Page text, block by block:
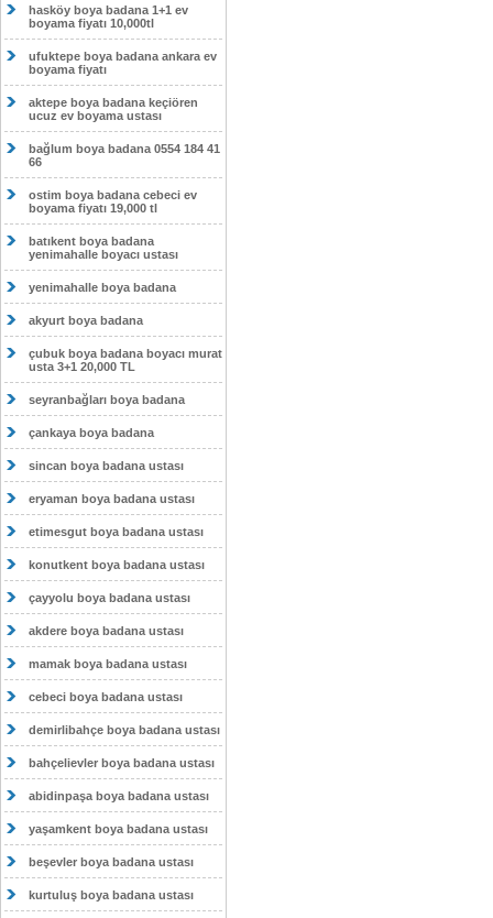
hasköy boya badana 1+1 ev
boyama fiyatı 10,000tl
ufuktepe boya badana ankara ev
boyama fiyatı
aktepe boya badana keçiören
ucuz ev boyama ustası
bağlum boya badana 0554 184 41
66
ostim boya badana cebeci ev
boyama fiyatı 19,000 tl
batıkent boya badana
yenimahalle boyacı ustası
yenimahalle boya badana
akyurt boya badana
çubuk boya badana boyacı murat
usta 3+1 20,000 TL
seyranbağları boya badana
çankaya boya badana
sincan boya badana ustası
eryaman boya badana ustası
etimesgut boya badana ustası
konutkent boya badana ustası
çayyolu boya badana ustası
akdere boya badana ustası
mamak boya badana ustası
cebeci boya badana ustası
demirlibahçe boya badana ustası
bahçelievler boya badana ustası
abidinpaşa boya badana ustası
yaşamkent boya badana ustası
beşevler boya badana ustası
kurtuluş boya badana ustası